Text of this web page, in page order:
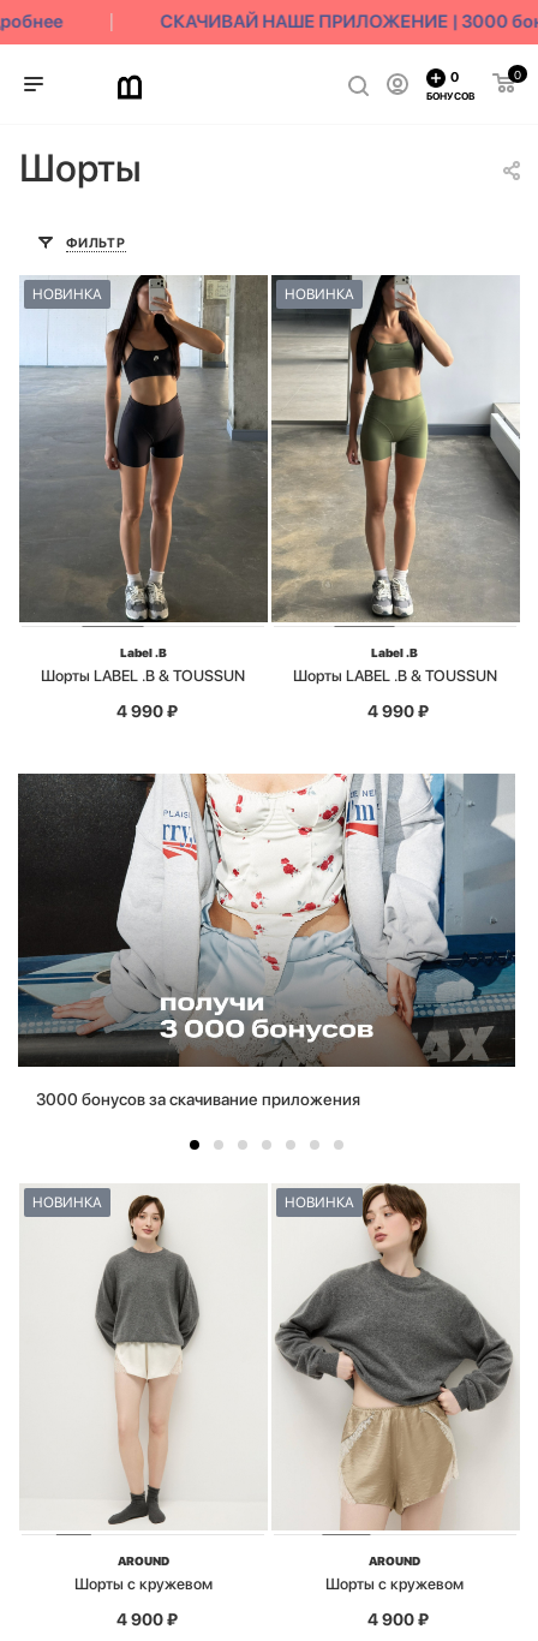
СКАЧИВАЙ НАШЕ ПРИЛОЖЕНИЕ | 3000
0
0
БОНУСОВ
Шорты
ФИЛЬТР
НОВИНКА
Label .B
Шорты LABEL .B & TOUSSUN
4 990₽
НОВИНКА
Label .B
Шорты LABEL .B & TOUSSUN
4 990₽
3000 бонусов за скачивание приложения
НОВИНКА
AROUND
Шорты с кружевом
4 900₽
НОВИНКА
AROUND
Шорты с кружевом
4 900₽